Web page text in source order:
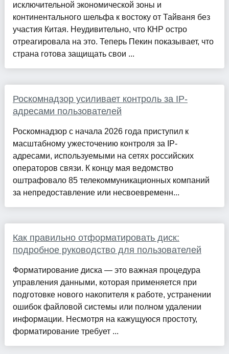
исключительной экономической зоны и
континентального шельфа к востоку от Тайваня без
участия Китая. Неудивительно, что КНР остро
отреагировала на это. Теперь Пекин показывает, что
страна готова защищать свои ...
Роскомнадзор усиливает контроль за IP-
адресами пользователей
Роскомнадзор с начала 2026 года приступил к
масштабному ужесточению контроля за IP-
адресами, используемыми на сетях российских
операторов связи. К концу мая ведомство
оштрафовало 85 телекоммуникационных компаний
за непредоставление или несвоевременн...
Как правильно отформатировать диск:
подробное руководство для пользователей
Форматирование диска — это важная процедура
управления данными, которая применяется при
подготовке нового накопителя к работе, устранении
ошибок файловой системы или полном удалении
информации. Несмотря на кажущуюся простоту,
форматирование требует ...